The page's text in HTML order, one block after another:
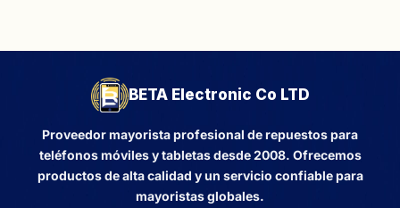
BETA Electronic Co LTD
Proveedor mayorista profesional de repuestos para
teléfonos móviles y tabletas desde 2008. Ofrecemos
productos de alta calidad y un servicio confiable para
mayoristas globales.